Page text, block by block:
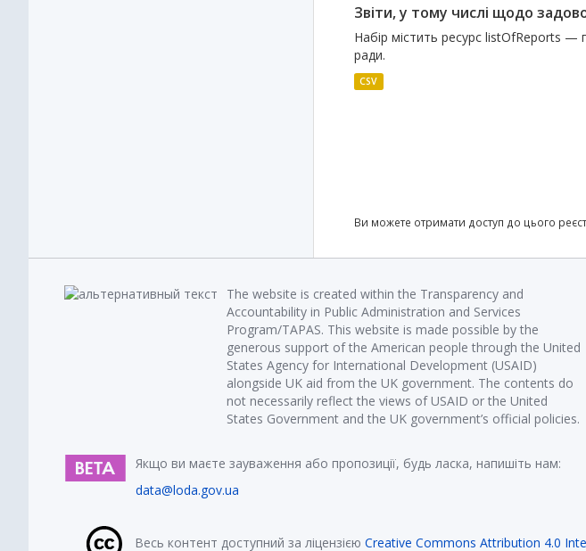
Звіти, у тому числі щодо
Набір містить ресурс listOfReports —
ради.
CSV
Ви можете отримати доступ до цього
The website is created within the Transparency and
Accountability in Public Administration and Services
Program/TAPAS. This website is made possible by the
generous support of the American people through the United
States Agency for International Development (USAID)
alongside UK aid from the UK government. The contents do
not necessarily reflect the views of USAID or the United
States Government and the UK government’s official policies.
Якщо ви маєте зауваження або пропозиції, будь ласка, напишіть нам:
data@loda.gov.ua
Весь контент доступний за ліцензією Creative Commons Attribution 4.0